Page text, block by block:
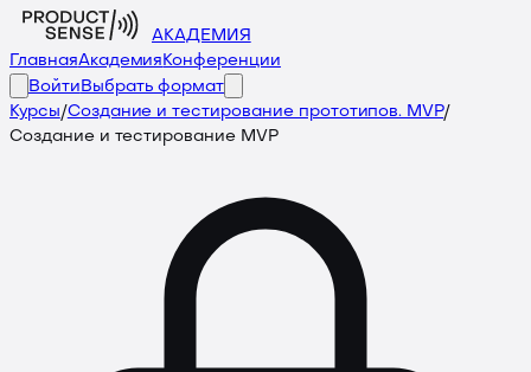
АКАДЕМИЯ
ГлавнаяАкадемия Конференции
Войти Выбрать формат
Курсы/Создание и тестирование прототипов. MVP/
Создание и тестирование MVP